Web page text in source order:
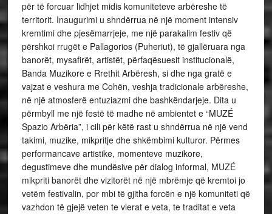
për të forcuar lidhjet midis komuniteteve arbëreshe të
territorit. Inaugurimi u shndërrua në një moment intensiv
kremtimi dhe pjesëmarrjeje, me një parakalim festiv që
përshkoi rrugët e Pallagorios (Puheriut), të gjallëruara nga
banorët, mysafirët, artistët, përfaqësuesit institucionalë,
Banda Muzikore e Rrethit Arbëresh, si dhe nga gratë e
vajzat e veshura me Cohën, veshja tradicionale arbëreshe,
në një atmosferë entuziazmi dhe bashkëndarjeje. Dita u
përmbyll me një festë të madhe në ambientet e “MUZÉ
Spazio Arbëria”, i cili për këtë rast u shndërrua në një vend
takimi, muzike, mikpritje dhe shkëmbimi kulturor. Përmes
performancave artistike, momenteve muzikore,
degustimeve dhe mundësive për dialog informal, MUZÉ
mikpriti banorët dhe vizitorët në një mbrëmje që kremtoi jo
vetëm festivalin, por mbi të gjitha forcën e një komuniteti që
vazhdon të gjejë veten te vlerat e veta, te traditat e veta